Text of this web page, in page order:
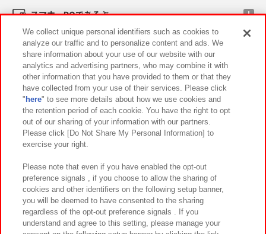
スマホ・PCであそぶ
イベント・キャンペーン
関連会社 サステナビリティ サイトポリシー
プライバシーポリシー ウェブアクセシビリティ方針と検証結果
お取引先さまとともに
カスタマーハラスメント対応方針 よくあるご質問・お問い合わせ
We collect unique personal identifiers such as cookies to
analyze our traffic and to personalize content and ads. We
share information about your use of our website with our
analytics and advertising partners, who may combine it with
other information that you have provided to them or that they
have collected from your use of their services. Please click
" here" to see more details about how we use cookies and
the retention period of each cookie. You have the right to opt
out of our sharing of your information with our partners.
Please click [Do Not Share My Personal Information] to
exercise your right.
Please note that even if you have enabled the opt-out
preference signals , if you choose to allow the sharing of
cookies and other identifiers on the following setup banner,
you will be deemed to have consented to the sharing
regardless of the opt-out preference signals . If you
understand and agree to this setting, please manage your